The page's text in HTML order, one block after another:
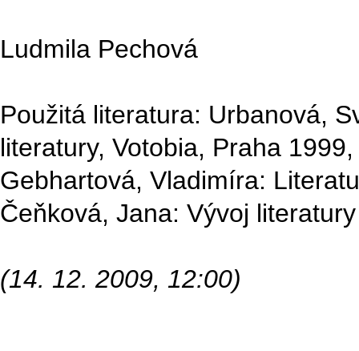
Ludmila Pechová
Použitá literatura: Urbanová,
literatury, Votobia, Praha
Gebhartová, Vladimíra:
Čeňková, Jana: Vývoj
(14. 12. 2009, 12:00)